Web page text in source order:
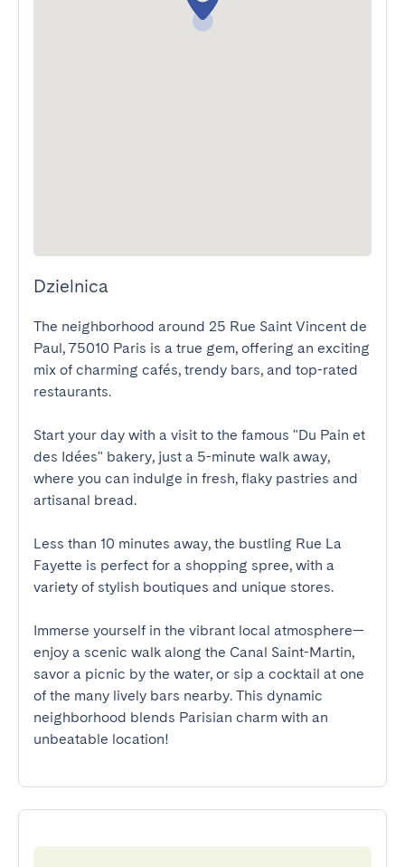
Dzielnica
The neighborhood around 25 Rue Saint Vincent de
Paul, 75010 Paris is a true gem, offering an exciting
mix of charming cafés, trendy bars, and top-rated
restaurants.
Start your day with a visit to the famous "Du Pain et
des Idées" bakery, just a 5-minute walk away,
where you can indulge in fresh, flaky pastries and
artisanal bread.
Less than 10 minutes away, the bustling Rue La
Fayette is perfect for a shopping spree, with a
variety of stylish boutiques and unique stores.
Immerse yourself in the vibrant local atmosphere—
enjoy a scenic walk along the Canal Saint-Martin,
savor a picnic by the water, or sip a cocktail at one
of the many lively bars nearby. This dynamic
neighborhood blends Parisian charm with an
unbeatable location!